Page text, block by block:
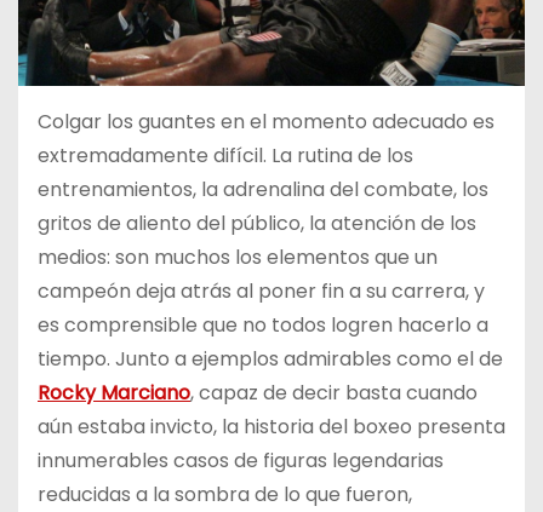
Colgar los guantes en el momento adecuado es
extremadamente difícil. La rutina de los
entrenamientos, la adrenalina del combate, los
gritos de aliento del público, la atención de los
medios: son muchos los elementos que un
campeón deja atrás al poner fin a su carrera, y
es comprensible que no todos logren hacerlo a
tiempo. Junto a ejemplos admirables como el de
Rocky Marciano, capaz de decir basta cuando
aún estaba invicto, la historia del boxeo presenta
innumerables casos de figuras legendarias
reducidas a la sombra de lo que fueron,